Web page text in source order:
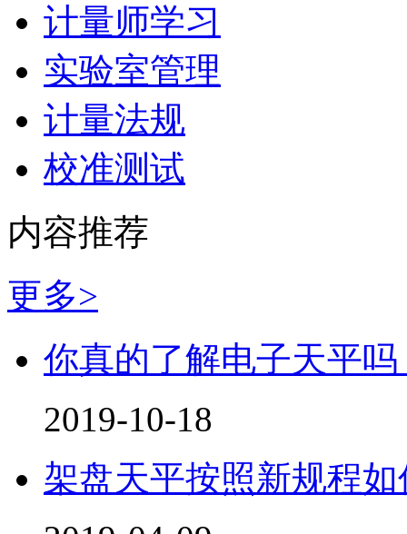
计量师学习
实验室管理
计量法规
校准测试
内容推荐
更多>
你真的了解电子天平
2019-10-18
架盘天平按照新规程